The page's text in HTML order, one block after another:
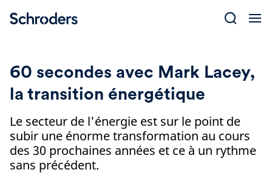
60 secondes avec Mark Lacey,
la transition énergétique
Le secteur de l'énergie est sur le point de
subir une énorme transformation au cours
des 30 prochaines années et ce à un rythme
sans précédent.